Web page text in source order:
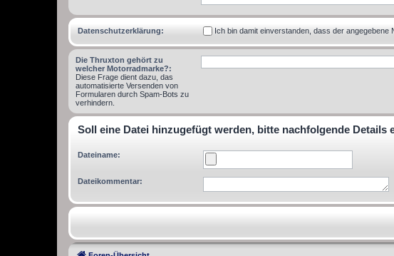
Datenschutzerklärung: Ich bin damit einverstanden, dass der
Die Thruxton gehört zu
welcher Motorradmarke?:
Diese Frage dient dazu, das
automatisierte Versenden von
Formularen durch Spam-Bots zu
verhindern.
Soll eine Datei hinzugefügt werden, bitte nachfolgende Details
Dateiname:
Dateikommentar: